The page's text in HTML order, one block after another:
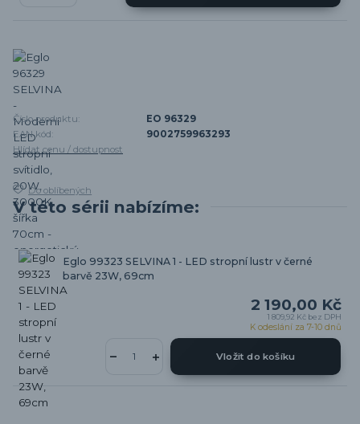
Číslo produktu:
EO 96329
EAN kód:
9002759963293
Hlídat cenu / dostupnost
Do oblíbených
V této sérii nabízíme:
Eglo 99323 SELVINA 1 - LED stropní lustr v černé
barvě 23W, 69cm
2 190,00 Kč
1 809,92 Kč bez DPH
K odeslání za 7-10 dnů
Vložit do košíku